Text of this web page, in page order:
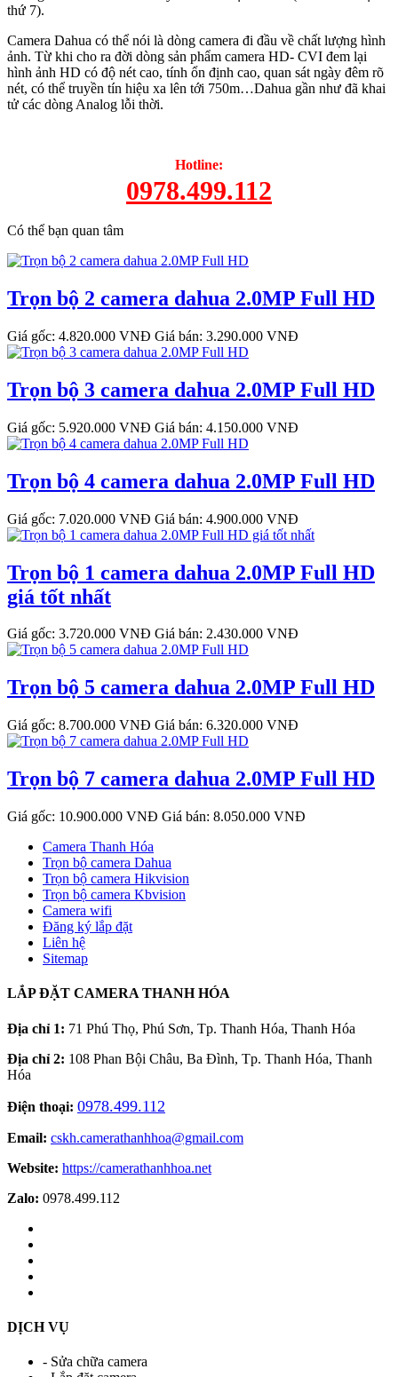
thứ 7).
Camera Dahua có thể nói là dòng camera đi đầu về chất lượng hình
ảnh. Từ khi cho ra đời dòng sản phẩm camera HD- CVI đem lại
hình ảnh HD có độ nét cao, tính ổn định cao, quan sát ngày đêm rõ
nét, có thể truyền tín hiệu xa lên tới 750m…Dahua gần như đã khai
tử các dòng Analog lỗi thời.
Hotline:
0978.499.112
Có thể bạn quan tâm
Trọn bộ 2 camera dahua 2.0MP Full HD
Giá gốc: 4.820.000 VNĐ Giá bán: 3.290.000 VNĐ
Trọn bộ 3 camera dahua 2.0MP Full HD
Giá gốc: 5.920.000 VNĐ Giá bán: 4.150.000 VNĐ
Trọn bộ 4 camera dahua 2.0MP Full HD
Giá gốc: 7.020.000 VNĐ Giá bán: 4.900.000 VNĐ
Trọn bộ 1 camera dahua 2.0MP Full HD
giá tốt nhất
Giá gốc: 3.720.000 VNĐ Giá bán: 2.430.000 VNĐ
Trọn bộ 5 camera dahua 2.0MP Full HD
Giá gốc: 8.700.000 VNĐ Giá bán: 6.320.000 VNĐ
Trọn bộ 7 camera dahua 2.0MP Full HD
Giá gốc: 10.900.000 VNĐ Giá bán: 8.050.000 VNĐ
Camera Thanh Hóa
Trọn bộ camera Dahua
Trọn bộ camera Hikvision
Trọn bộ camera Kbvision
Camera wifi
Đăng ký lắp đặt
Liên hệ
Sitemap
LẮP ĐẶT CAMERA THANH HÓA
Địa chỉ 1: 71 Phú Thọ, Phú Sơn, Tp. Thanh Hóa, Thanh Hóa
Địa chỉ 2: 108 Phan Bội Châu, Ba Đình, Tp. Thanh Hóa, Thanh
Hóa
Điện thoại: 0978.499.112
Email: cskh.camerathanhhoa@gmail.com
Website: https://camerathanhhoa.net
Zalo: 0978.499.112
DỊCH VỤ
- Sửa chữa camera